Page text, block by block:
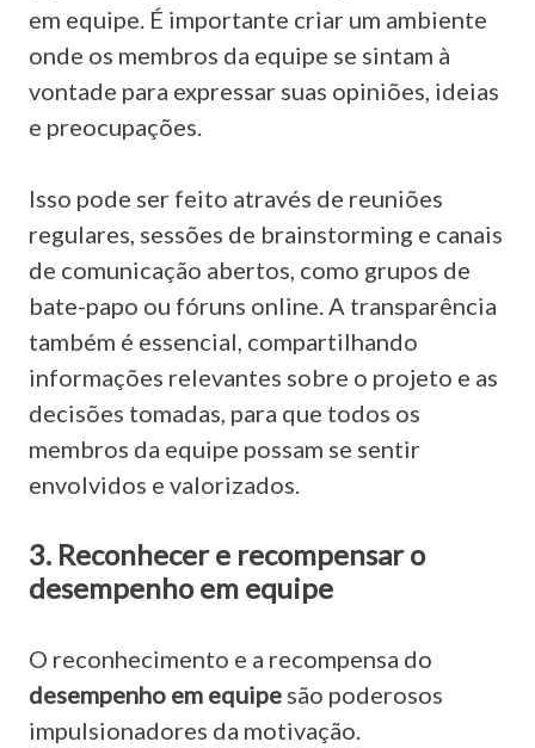
em equipe. É importante criar um ambiente
onde os membros da equipe se sintam à
vontade para expressar suas opiniões, ideias
e preocupações.
Isso pode ser feito através de reuniões
regulares, sessões de brainstorming e canais
de comunicação abertos, como grupos de
bate-papo ou fóruns online. A transparência
também é essencial, compartilhando
informações relevantes sobre o projeto e as
decisões tomadas, para que todos os
membros da equipe possam se sentir
envolvidos e valorizados.
3. Reconhecer e recompensar o
desempenho em equipe
O reconhecimento e a recompensa do
desempenho em equipesão poderosos
impulsionadores da motivação.